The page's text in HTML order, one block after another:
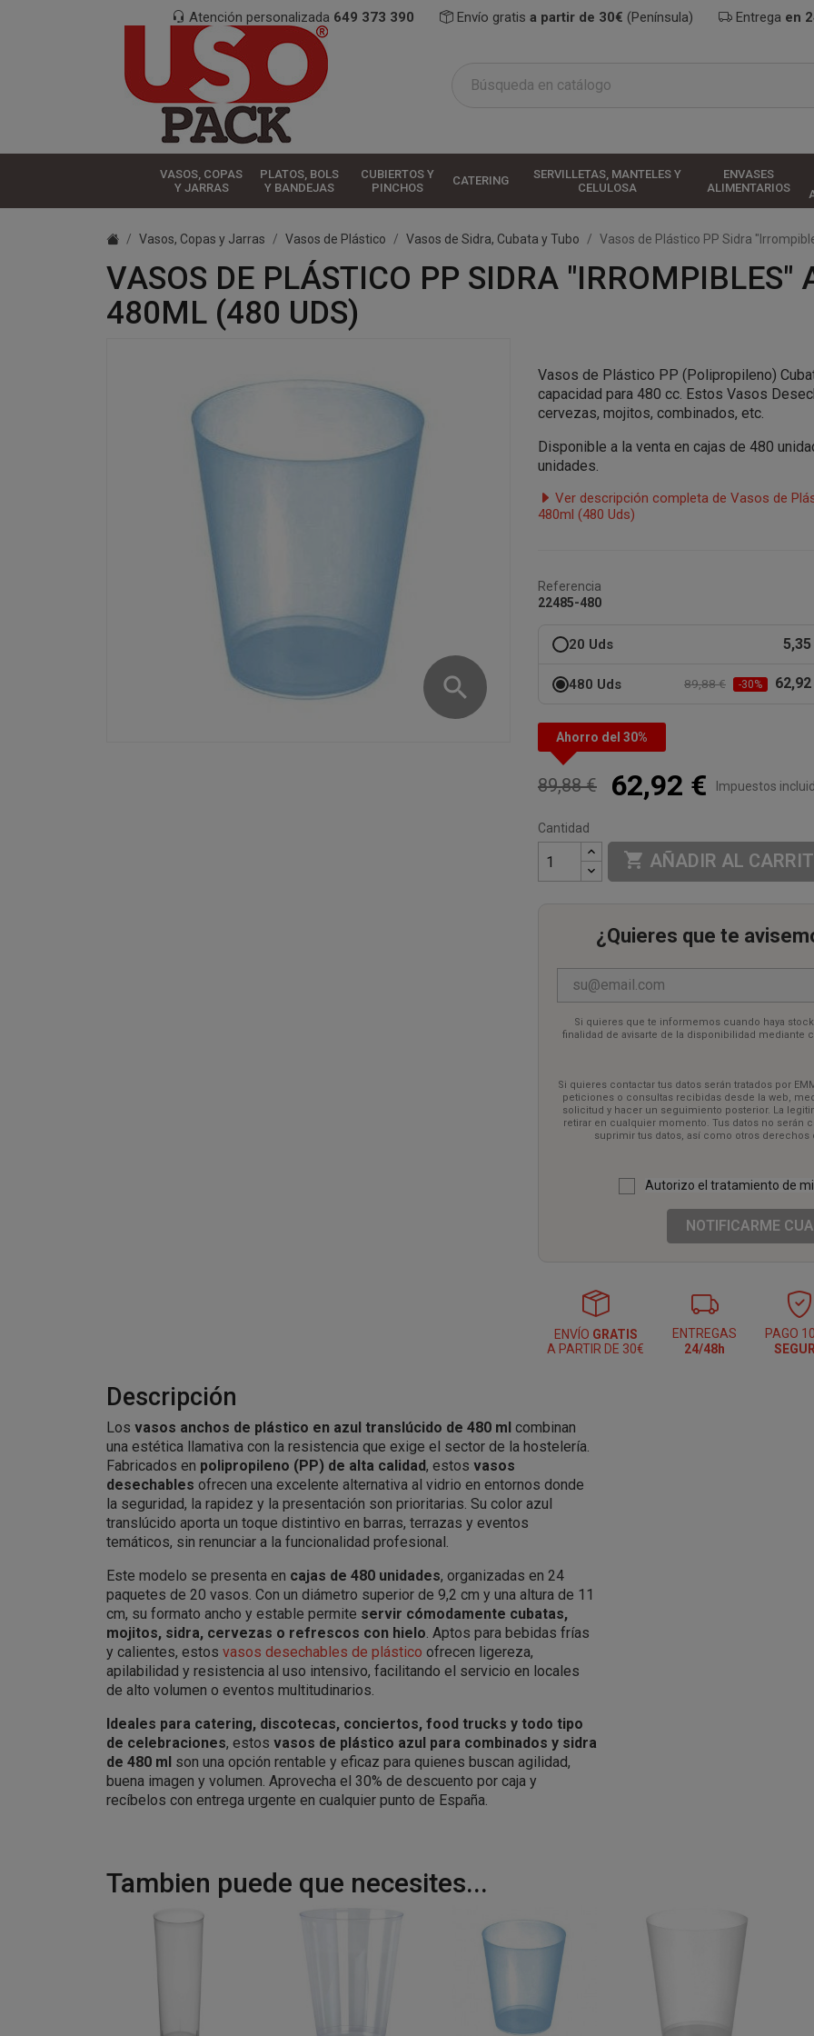
Atención personalizada 649 373 390 Envío gratis a partir de 30€ (Península) Entrega en
VASOS, COPAS
Y JARRAS
PLATOS, BOLS
Y BANDEJAS
CUBIERTOS Y
PINCHOS
CATERING
SERVILLETAS, MANTELES Y
CELULOSA
ENVASES
ALIMENTARIOS
Vasos, Copas y Jarras Vasos de Plástico Vasos de Sidra, Cubata y Tubo Vasos de Plástico PP Sidra
VASOS DE PLÁSTICO PP SIDRA "IRROMPIBLES"
480ML (480 UDS)
search
Vasos de Plástico PP (Polipropileno)
capacidad para 480 cc. Estos Vasos
cervezas, mojitos, combinados, etc.
Disponible a la venta en cajas de 480
unidades.
Ver descripción completa de Vasos de
480ml (480 Uds)
Referencia
22485-480
20 Uds 5,35
480 Uds 89,88 € -30%
Ahorro del 30%
89,88 € 62,92 € Impuestos
Cantidad
 AÑADIR AL
¿Quieres que te
Si quieres que te informemos cuando haya stock
finalidad de avisarte de la disponibilidad mediante
momento. Tus datos no serán cedidos a terceros.
Si quieres contactar tus datos serán tratados por
peticiones o consultas recibidas desde la web,
solicitud y hacer un seguimiento posterior. La
retirar en cualquier momento. Tus datos no serán
suprimir tus datos, así como otros derechos
Autorizo el tratamiento de
NOTIFICARME
ENVÍO GRATIS
A PARTIR DE 30€
ENTREGAS
24/48h
PAGO
Descripción
Los vasos anchos de plástico en azul translúcido de 480 ml combinan
una estética llamativa con la resistencia que exige el sector de la hostelería.
Fabricados en polipropileno (PP) de alta calidad, estos vasos
desechables ofrecen una excelente alternativa al vidrio en entornos donde
la seguridad, la rapidez y la presentación son prioritarias. Su color azul
translúcido aporta un toque distintivo en barras, terrazas y eventos
temáticos, sin renunciar a la funcionalidad profesional.
Este modelo se presenta en cajas de 480 unidades, organizadas en 24
paquetes de 20 vasos. Con un diámetro superior de 9,2 cm y una altura de 11
cm, su formato ancho y estable permite servir cómodamente cubatas,
mojitos, sidra, cervezas o refrescos con hielo. Aptos para bebidas frías
y calientes, estos vasos desechables de plástico ofrecen ligereza,
apilabilidad y resistencia al uso intensivo, facilitando el servicio en locales
de alto volumen o eventos multitudinarios.
Ideales para catering, discotecas, conciertos, food trucks y todo tipo
de celebraciones, estos vasos de plástico azul para combinados y sidra
de 480 ml son una opción rentable y eficaz para quienes buscan agilidad,
buena imagen y volumen. Aprovecha el 30% de descuento por caja y
recíbelos con entrega urgente en cualquier punto de España.
Tambien puede que necesites...